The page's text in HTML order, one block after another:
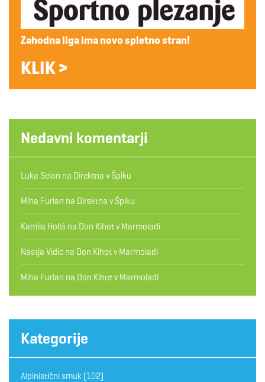
Zahodna liga ima novo spletno stran!
KLIK >
Nedavni komentarji
Luka Selan na Direktna v Špiku
Miha Furlan na Direktna v Špiku
Kamila Hollá na Don Kihot v Marmoladi
Nastja Vidic na Don Kihot v Marmoladi
Miha Furlan na Don Kihot v Marmoladi
Kategorije
Alpinistični smuk (102)